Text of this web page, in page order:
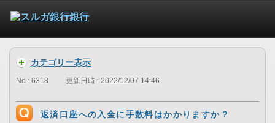
カテゴリー表示
No : 6318 更新日時 : 2022/12/07 14:46
返済口座への入金に手数料はかかりますか？